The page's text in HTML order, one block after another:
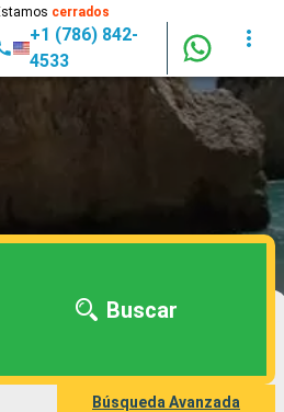
cerrados
+1 (786) 842-
4533
Buscar
Búsqueda Avanzada